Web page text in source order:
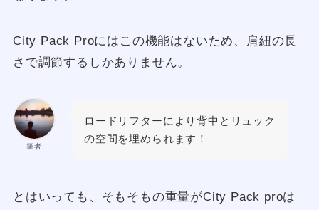
City Pack Proにはこの機能はないため、肩紐の長
さで調節するしかありません。
筆者
ロードリフターにより背中とリュック
の空間を埋められます！
とはいっても、そもそもの重量がCity Pack proは